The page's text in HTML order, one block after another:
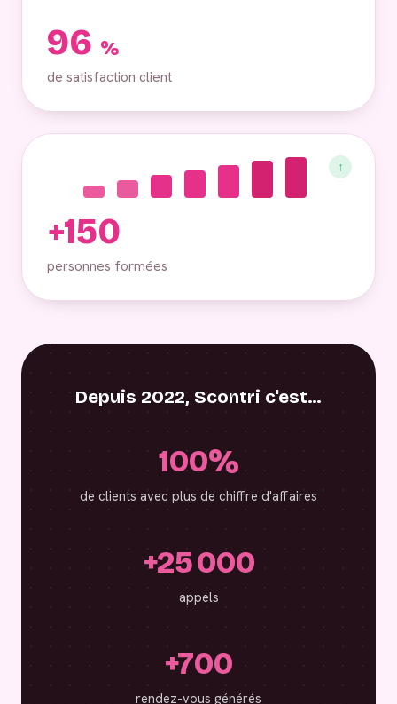
96 %
de satisfaction client
↑
+150
personnes formées
Depuis 2022, Scontri c'est…
100%
de clients avec plus de chiffre d'affaires
+25 000
appels
+700
rendez-vous générés